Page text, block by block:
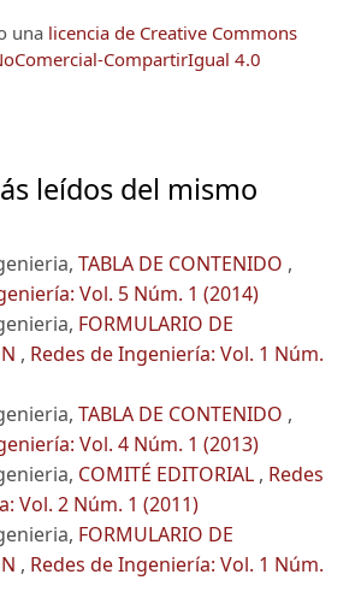
una licencia de Creative Commons
CompartirIgual 4.0
leídos del mismo
TABLA DE CONTENIDO ,
Vol. 5 Núm. 1 (2014)
FORMULARIO DE
, Redes de Ingeniería: Vol. 1 Núm.
TABLA DE CONTENIDO ,
Vol. 4 Núm. 1 (2013)
COMITÉ EDITORIAL , Redes
Vol. 2 Núm. 1 (2011)
FORMULARIO DE
, Redes de Ingeniería: Vol. 1 Núm.